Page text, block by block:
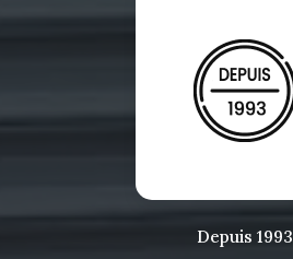
Depuis 1993